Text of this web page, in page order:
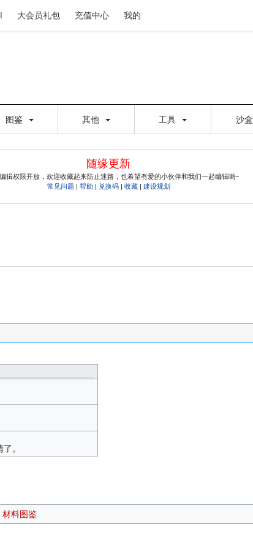
大会员礼包 充值中心 我的
图鉴 其他 工具 沙盒
随缘更新
辑权限开放，欢迎收藏起来防止迷路，也希望有爱的小伙伴和我们一起编辑哟~
常见问题 | 帮助 | 兑换码| 收藏| 建设规划
。
材料图鉴